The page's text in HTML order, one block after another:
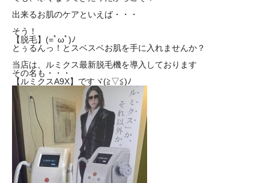
出来るお肌のケアといえば・・・
そう！
【脱毛】(=ﾟωﾟ)ﾉ
とぅるんっ！とスベスベお肌を手に入れませんか？
当店は、ルミクス最新脱毛機を導入しております
その名も・・・
【ルミクスA9X】ですヾ(≧▽≦)ﾉ